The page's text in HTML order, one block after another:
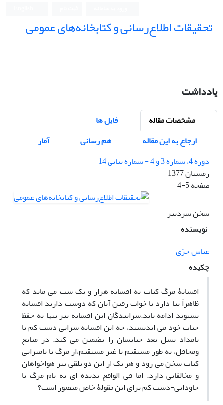
تحقیقات اطلاع‌رسانی و کتابخانه‌های عمومی
یادداشت
مشخصات مقاله
فایل ها
ارجاع به این مقاله
هم رسانی
آمار
دوره 4، شماره 3 و 4 - شماره پیاپی 14
زمستان 1377
صفحه4-5
سخن سردبیر
نویسنده
عباس حرّی
چکیده
افسانۀ مرگ کتاب به افسانه هزار و یک شب می ماند که
ظاهراً بنا دارد تا خواب رفتن آنان که دوست دارند افسانه
بشنوند ادامه یابد.سرایندگان این افسانه نیز تنها به حفظ
حیات خود می اندیشند، چه این افسانه سرایی دست کم تا
بامداد نسل بعد حیاتشان را تضمین می کند. در منابع
ومحافل، به طور مستقیم یا غیر مستقیم،از مرگ یا نامیرایی
کتاب سخن می رود و هر یک از این دو تلقی نیز هواخواهان
و مخالفانی دارد. اما فی الواقع پدیده ای به نام مرگ یا
جاودانی-دست کم برای این مقولۀ خاص متصور است؟